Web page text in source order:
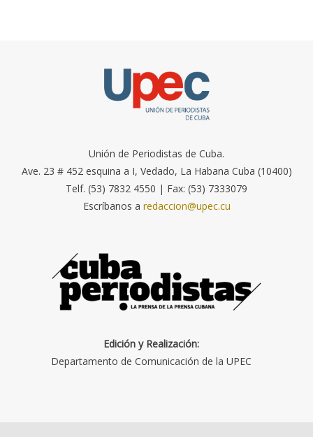
Unión de Periodistas de Cuba.
Ave. 23 # 452 esquina a I, Vedado, La Habana Cuba (10400)
Telf. (53) 7832 4550 | Fax: (53) 7333079
Escríbanos a redaccion@upec.cu
Edición y Realización:
Departamento de Comunicación de la UPEC